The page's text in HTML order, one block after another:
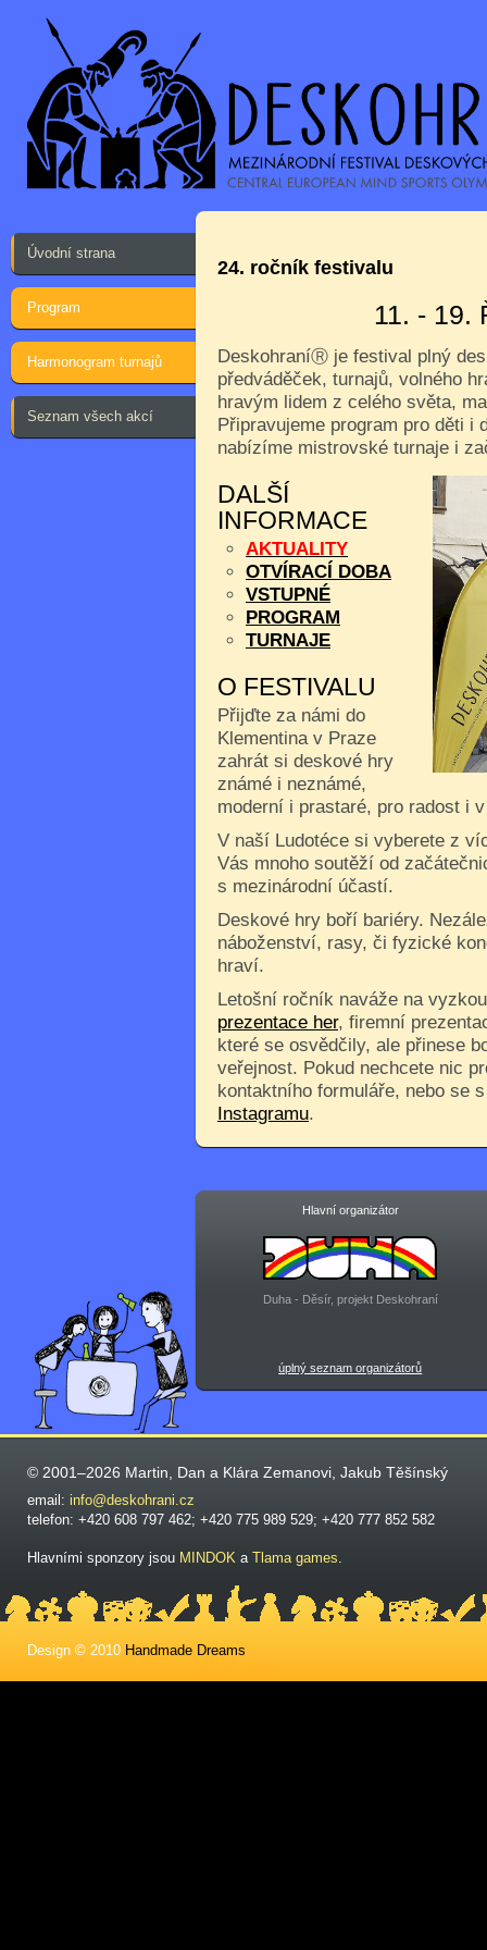
Úvodní strana
Program
Harmonogram turnajů
Seznam všech akcí
24. ročník festivalu
11. - 19.
DeskohraníⓇ je festival plný
předváděček, turnajů, volného
hravým lidem z celého světa,
Připravujeme program pro děti i
nabízíme mistrovské turnaje i
DALŠÍ
INFORMACE
AKTUALITY
OTVÍRACÍ DOBA
VSTUPNÉ
PROGRAM
TURNAJE
O FESTIVALU
Přijďte za námi do
Klementina v Praze
zahrát si deskové hry
známé i neznámé,
moderní i prastaré, pro radost i
V naší Ludotéce si vyberete z
Vás mnoho soutěží od
s mezinárodní účastí.
Deskové hry boří bariéry.
náboženství, rasy, či fyzické
hraví.
Letošní ročník naváže na
prezentace her, firemní
které se osvědčily, ale přinese
veřejnost. Pokud nechcete nic
kontaktního formuláře, nebo se
Instagramu.
Hlavní organizátor
Duha - Děsír, projekt Deskohraní
úplný seznam organizátorů
© 2001–2026 Martin, Dan a Klára Zemanovi, Jakub Těšínský
email: info@deskohrani.cz
telefon: +420 608 797 462; +420 775 989 529; +420 777 852 582
Hlavními sponzory jsou MINDOK a Tlama games.
Design © 2010 Handmade Dreams